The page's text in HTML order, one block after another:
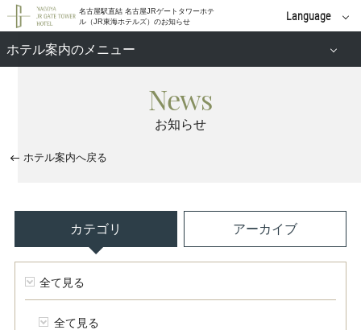
名古屋駅直結 名古屋JRゲートタワーホテ
ル（JR東海ホテルズ）のお知らせ
Language
ホテル案内のメニュー
News
お知らせ
ホテル案内へ戻る
カテゴリ アーカイブ
全て見る
全て見る